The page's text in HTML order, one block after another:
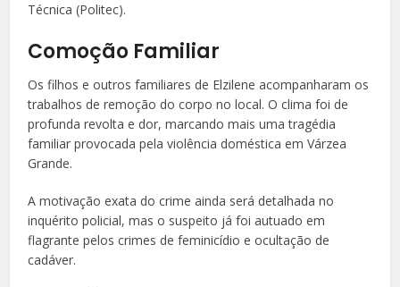
Técnica (Politec).
Comoção Familiar
Os filhos e outros familiares de Elzilene acompanharam os
trabalhos de remoção do corpo no local. O clima foi de
profunda revolta e dor, marcando mais uma tragédia
familiar provocada pela violência doméstica em Várzea
Grande.
A motivação exata do crime ainda será detalhada no
inquérito policial, mas o suspeito já foi autuado em
flagrante pelos crimes de feminicídio e ocultação de
cadáver.